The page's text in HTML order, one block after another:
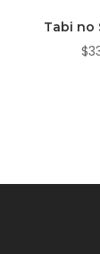
Tabi no
$